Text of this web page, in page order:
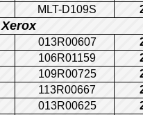
MLT-D109S
Xerox
013R00607
106R01159
109R00725
113R00667
013R00625